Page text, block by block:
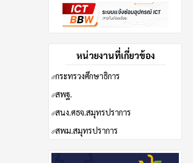
หน่วยงานที่เกี่ยวข้อง
กระทรวงศึกษาธิการ
สพฐ.
สนง.ศธจ.สมุทรปราการ
สพม.สมุทรปราการ